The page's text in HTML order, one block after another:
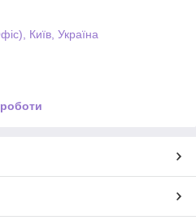
Київ, Україна